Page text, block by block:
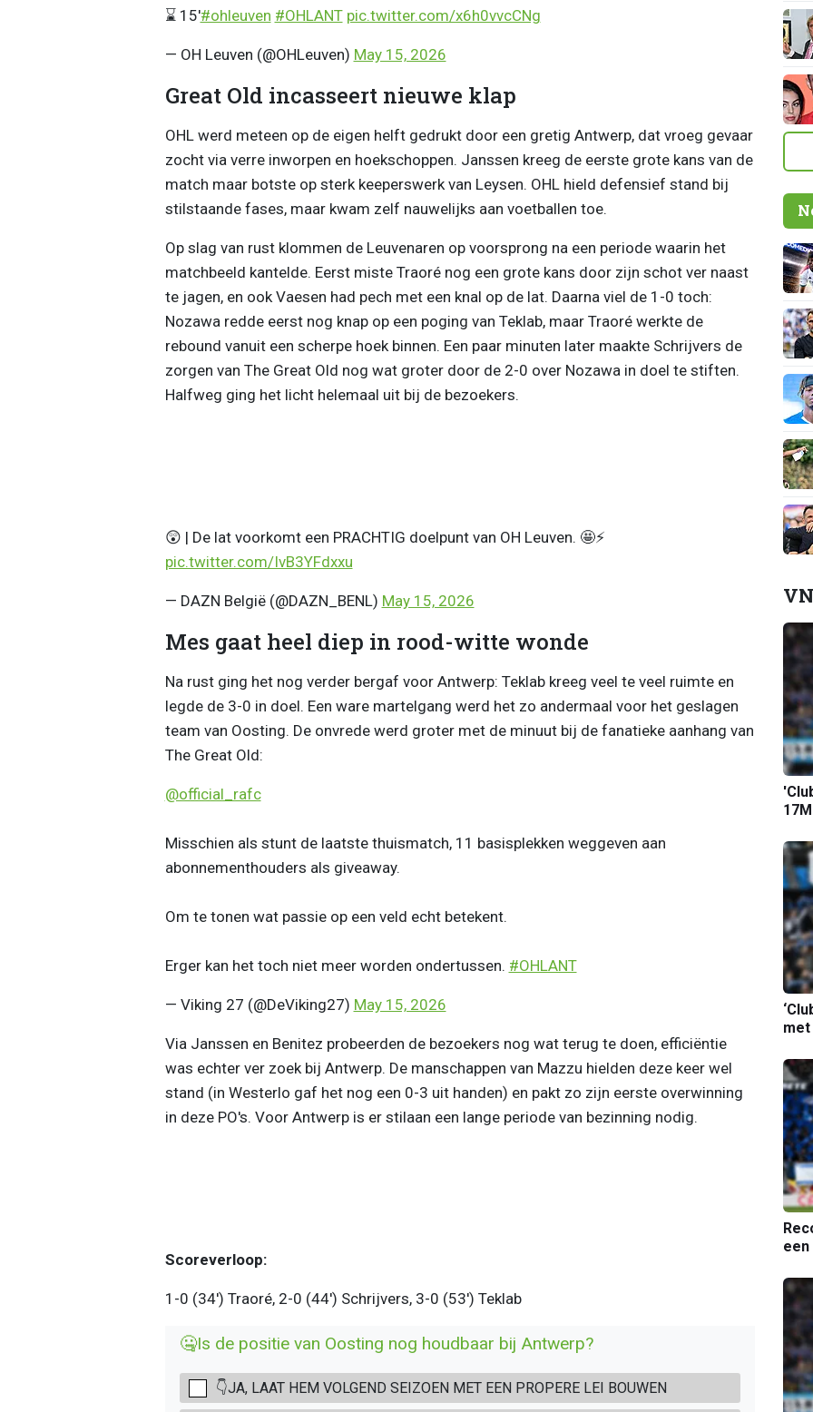
⌛️ 15'#ohleuven #OHLANT pic.twitter.com/x6h0vvcCNg
— OH Leuven (@OHLeuven) May 15, 2026
Great Old incasseert nieuwe klap
OHL werd meteen op de eigen helft gedrukt door een gretig Antwerp, dat vroeg gevaar
zocht via verre inworpen en hoekschoppen. Janssen kreeg de eerste grote kans van de
match maar botste op sterk keeperswerk van Leysen. OHL hield defensief stand bij
stilstaande fases, maar kwam zelf nauwelijks aan voetballen toe.
Op slag van rust klommen de Leuvenaren op voorsprong na een periode waarin het
matchbeeld kantelde. Eerst miste Traoré nog een grote kans door zijn schot ver naast
te jagen, en ook Vaesen had pech met een knal op de lat. Daarna viel de 1-0 toch:
Nozawa redde eerst nog knap op een poging van Teklab, maar Traoré werkte de
rebound vanuit een scherpe hoek binnen. Een paar minuten later maakte Schrijvers de
zorgen van The Great Old nog wat groter door de 2-0 over Nozawa in doel te stiften.
Halfweg ging het licht helemaal uit bij de bezoekers.
😲 | De lat voorkomt een PRACHTIG doelpunt van OH Leuven. 🤩⚡️
pic.twitter.com/IvB3YFdxxu
— DAZN België (@DAZN_BENL) May 15, 2026
Mes gaat heel diep in rood-witte wonde
Na rust ging het nog verder bergaf voor Antwerp: Teklab kreeg veel te veel ruimte en
legde de 3-0 in doel. Een ware martelgang werd het zo andermaal voor het geslagen
team van Oosting. De onvrede werd groter met de minuut bij de fanatieke aanhang van
The Great Old:
@official_rafc
Misschien als stunt de laatste thuismatch, 11 basisplekken weggeven aan
abonnementhouders als giveaway.
Om te tonen wat passie op een veld echt betekent.
Erger kan het toch niet meer worden ondertussen. #OHLANT
— Viking 27 (@DeViking27) May 15, 2026
Via Janssen en Benitez probeerden de bezoekers nog wat terug te doen, efficiëntie
was echter ver zoek bij Antwerp. De manschappen van Mazzu hielden deze keer wel
stand (in Westerlo gaf het nog een 0-3 uit handen) en pakt zo zijn eerste overwinning
in deze PO's. Voor Antwerp is er stilaan een lange periode van bezinning nodig.
Scoreverloop:
1-0 (34') Traoré, 2-0 (44') Schrijvers, 3-0 (53') Teklab
🤐Is de positie van Oosting nog houdbaar bij Antwerp?
👇JA, LAAT HEM VOLGEND SEIZOEN MET EEN PROPERE LEI BOUWEN
met